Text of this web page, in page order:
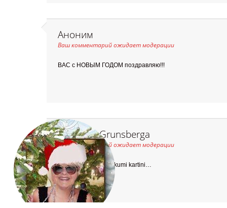
Аноним
Ваш комментарий ожидает модерации
ВАС с НОВЫМ ГОДОМ поздравляю!!!
Valentina Grunsberga
Ваш комментарий ожидает модерации
man ļeti patik,apsveikumi kartini…